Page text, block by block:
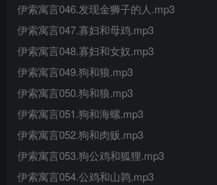
伊索寓言046.发现金狮子的人.mp3
伊索寓言047.寡妇和母鸡.mp3
伊索寓言048.寡妇和女奴.mp3
伊索寓言049.狗和狼.mp3
伊索寓言050.狗和狼.mp3
伊索寓言051.狗和海螺.mp3
伊索寓言052.狗和肉贩.mp3
伊索寓言053.狗公鸡和狐狸.mp3
伊索寓言054.公鸡和山鹑.mp3